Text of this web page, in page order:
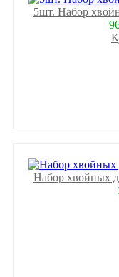
5шт. Набор
Набор хвойных